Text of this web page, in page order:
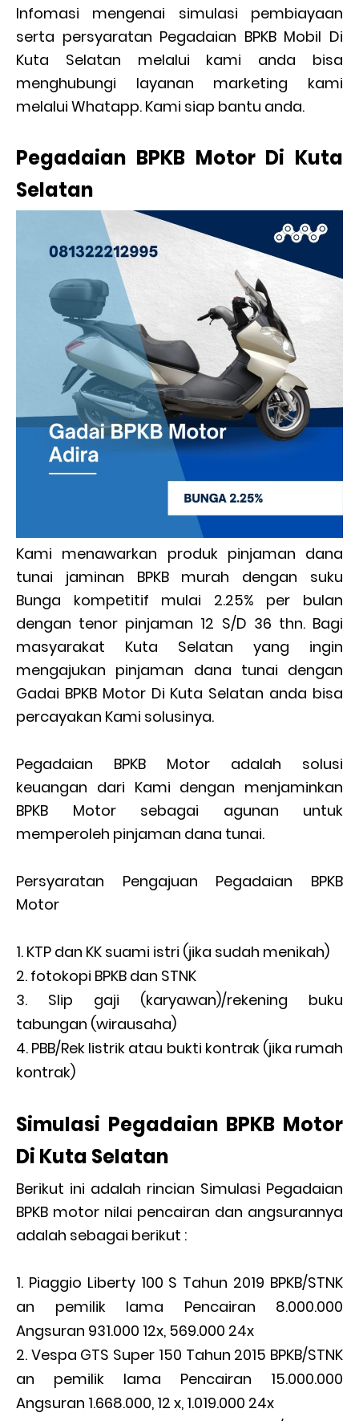
Infomasi mengenai simulasi pembiayaan
serta persyaratan Pegadaian BPKB Mobil Di
Kuta Selatan melalui kami anda bisa
menghubungi layanan marketing kami
melalui Whatapp. Kami siap bantu anda.
Pegadaian BPKB Motor Di Kuta
Selatan
Kami menawarkan produk pinjaman dana
tunai jaminan BPKB murah dengan suku
Bunga kompetitif mulai 2.25% per bulan
dengan tenor pinjaman 12 S/D 36 thn. Bagi
masyarakat Kuta Selatan yang ingin
mengajukan pinjaman dana tunai dengan
Gadai BPKB Motor Di Kuta Selatan anda bisa
percayakan Kami solusinya.
Pegadaian BPKB Motor adalah solusi
keuangan dari Kami dengan menjaminkan
BPKB Motor sebagai agunan untuk
memperoleh pinjaman dana tunai.
Persyaratan Pengajuan Pegadaian BPKB
Motor
KTP dan KK suami istri (jika sudah menikah)
fotokopi BPKB dan STNK
Slip gaji (karyawan)/rekening buku
tabungan (wirausaha)
PBB/Rek listrik atau bukti kontrak (jika rumah
kontrak)
Simulasi Pegadaian BPKB Motor
Di Kuta Selatan
Berikut ini adalah rincian Simulasi Pegadaian
BPKB motor nilai pencairan dan angsurannya
adalah sebagai berikut :
Piaggio Liberty 100 S Tahun 2019 BPKB/STNK
an pemilik lama Pencairan 8.000.000
Angsuran 931.000 12x, 569.000 24x
Vespa GTS Super 150 Tahun 2015 BPKB/STNK
an pemilik lama Pencairan 15.000.000
Angsuran 1.668.000, 12 x, 1.019.000 24x